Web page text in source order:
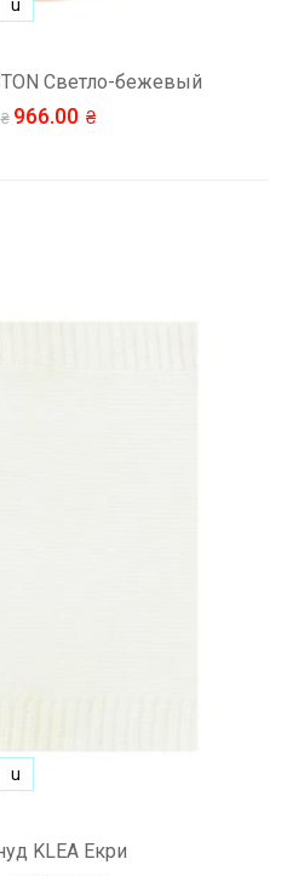
Светло-бежевый
966.00
u
KLEA Екри
u